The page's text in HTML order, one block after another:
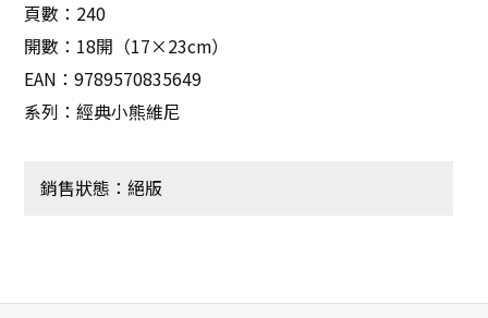
頁數：240
開數：18開（17×23cm）
EAN：9789570835649
系列：經典小熊維尼
銷售狀態：絕版